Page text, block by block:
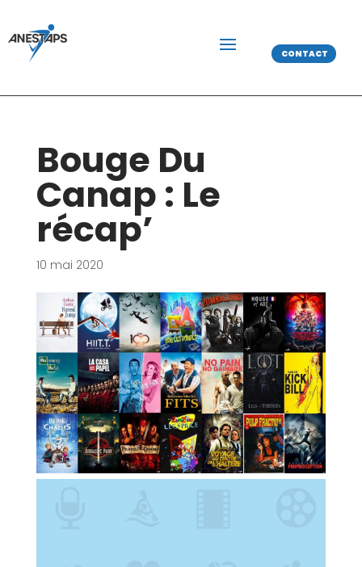
CONTACT
Bouge Du
Canap : Le
récap’
10 mai 2020